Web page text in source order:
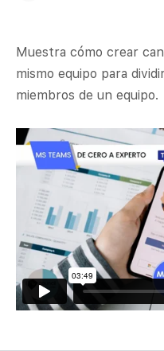
Muestra cómo crear
mismo equipo para
miembros de un equipo.